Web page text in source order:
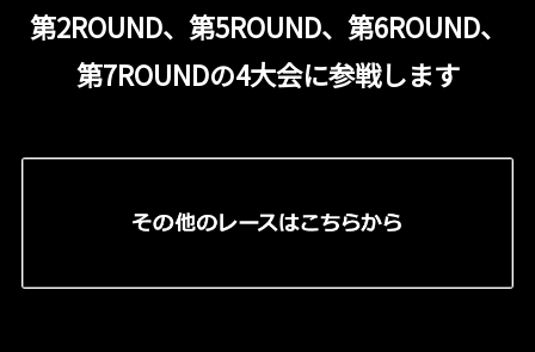
第2ROUND、第5ROUND、第6ROUND、
第7ROUNDの4大会に参戦します